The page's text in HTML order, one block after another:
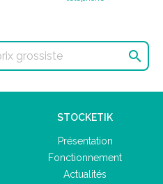

STOCKETIK
Présentation
Fonctionnement
Actualités